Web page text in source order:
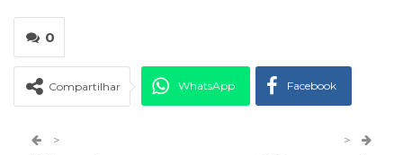
0
Compartilhar WhatsApp Facebook
> >